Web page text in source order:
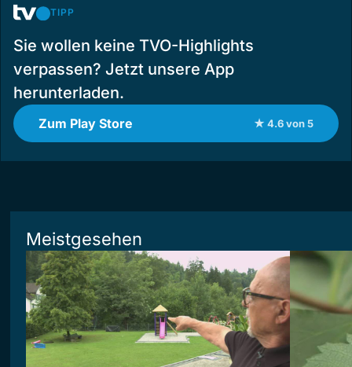
TIPP
Sie wollen keine TVO-Highlights
verpassen? Jetzt unsere App
herunterladen.
Zum Play Store ★ 4.6 von 5
Meistgesehen